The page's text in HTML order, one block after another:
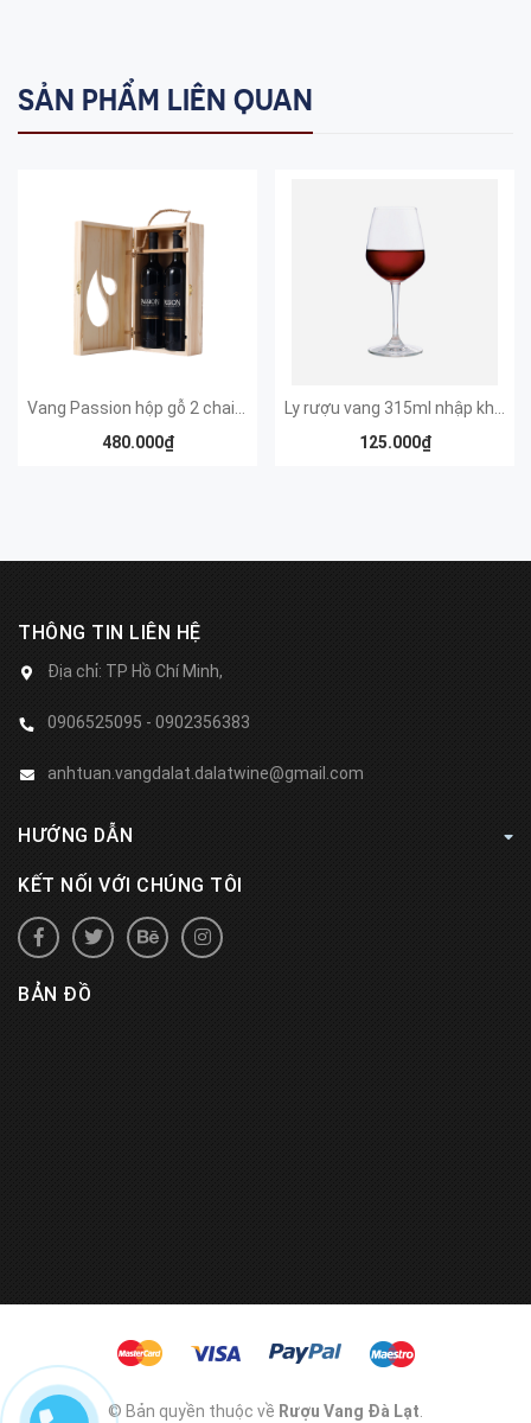
SẢN PHẨM LIÊN QUAN
480.000₫
125.000₫
THÔNG TIN LIÊN HỆ
Địa chỉ: TP Hồ Chí Minh,
0906525095 - 0902356383
anhtuan.vangdalat.dalatwine@gmail.com
HƯỚNG DẪN
KẾT NỐI VỚI CHÚNG TÔI
BẢN ĐỒ
© Bản quyền thuộc về Rượu Vang Đà Lạt.